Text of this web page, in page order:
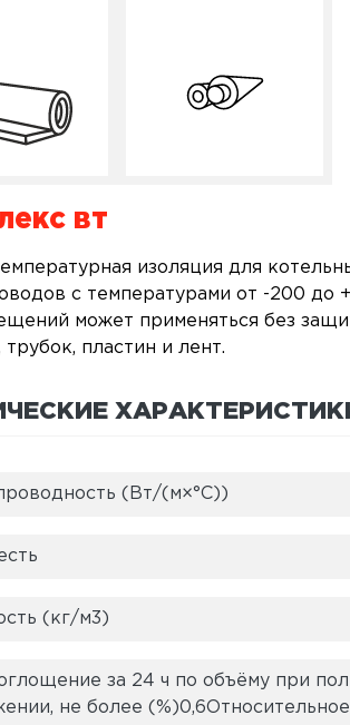
вт
изоляция для
с температурами от -200 до
может применяться без
трубок, пластин и лент.
(Вт/(м×°С))
(кг/м3)
за 24 ч по объёму при
не более (%)0,6Относительное